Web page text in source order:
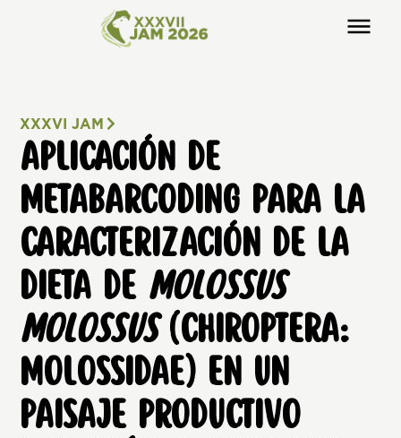
XXXVI JAM
APLICACIÓN DE
METABARCODING PARA LA
CARACTERIZACIÓN DE LA
DIETA DE MOLOSSUS
MOLOSSUS(CHIROPTERA:
MOLOSSIDAE) EN UN
PAISAJE PRODUCTIVO